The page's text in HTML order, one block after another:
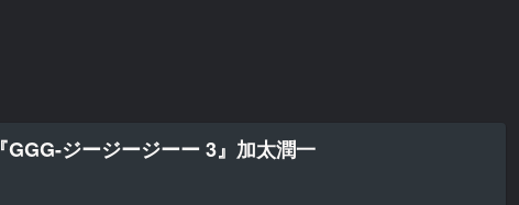
『GGG-ジージージーー 3』加太潤一